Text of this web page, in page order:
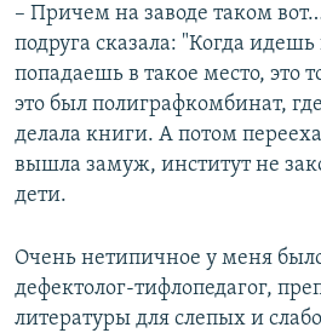
– Причем на заводе таком
подруга сказала: "Когда идешь
попадаешь в такое место, это
это был полиграфкомбинат,
делала книги. А потом
вышла замуж, институт не
дети.
Очень нетипичное у меня
дефектолог-тифлопедагог,
литературы для слепых и